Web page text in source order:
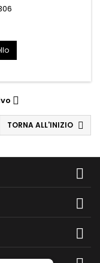

TORNA ALL'INIZIO 


